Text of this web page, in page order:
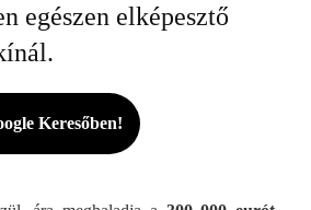
egészen elképesztő
Keresőben!